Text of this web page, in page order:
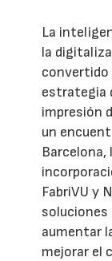
La
la
convertido
estrategia
impresión
un
FabriVU y
soluciones
aumentar
mejorar el